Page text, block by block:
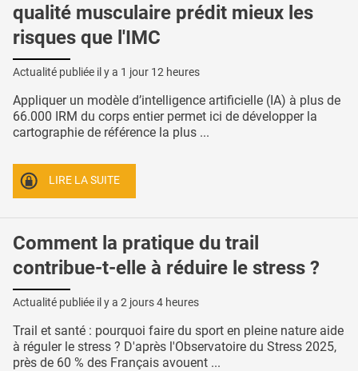
qualité musculaire prédit mieux les
risques que l'IMC
Actualité publiée il y a 1 jour 12 heures
Appliquer un modèle d’intelligence artificielle (IA) à plus de
66.000 IRM du corps entier permet ici de développer la
cartographie de référence la plus ...
LIRE LA SUITE
Comment la pratique du trail
contribue-t-elle à réduire le stress ?
Actualité publiée il y a 2 jours 4 heures
Trail et santé : pourquoi faire du sport en pleine nature aide
à réguler le stress ? D'après l'Observatoire du Stress 2025,
près de 60 % des Français avouent ...